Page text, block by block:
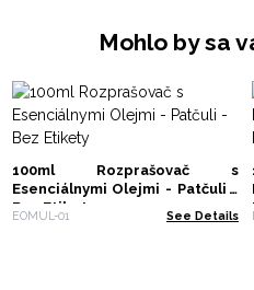
Mohlo by sa
100ml Rozprašovač s
Esenciálnymi Olejmi - Patčuli -
Bez Etikety
EOMUL-01 See Details